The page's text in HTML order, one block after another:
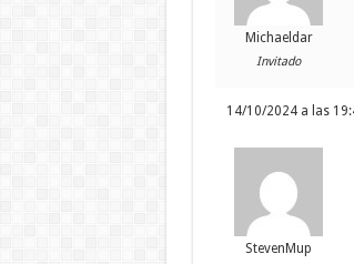
Michaeldar
Invitado
14/10/2024 a las
StevenMup